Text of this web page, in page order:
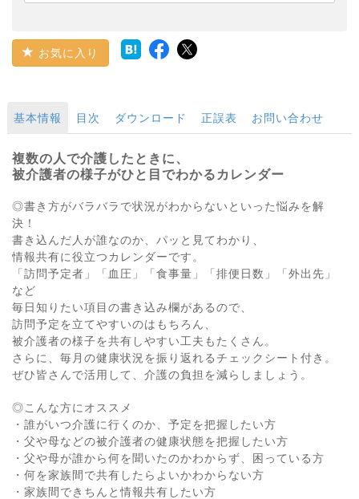
お気に入り
基本情報 目次 ダウンロード 正誤表 お問い合わせ
複数の人で介護したときに、
被介護者の様子がひと目でわかるカレンダー
◎書き方がバラバラで状況がわからないといった悩みを解
決！
書き込んだ人が誰なのか、パッと見てわかり、
情報共有に役立つカレンダーです。
「訪問予定者」「血圧」「食事量」「排便日数」「外出先」
など
毎日知りたい項目の書き込み欄があるので、
訪問予定を立てやすいのはもちろん、
被介護者の様子を共有しやすい工夫もたくさん。
さらに、毎月の健康状況を振り返れるチェックシート付き。
ぜひ皆さんで活用して、介護の負担を減らしましょう。
◎こんな方にオススメ
・誰がいつ介護に行くのか、予定を把握したい方
・父や母などの被介護者の健康状態を把握したい方
・父や母が誰から何を聞いたのかわからず、困っている方
・何を家族間で共有したらよいかわからない方
・家族間できちんと情報共有したい方